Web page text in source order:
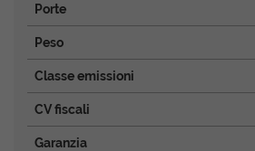
Porte
Peso
Classe emissioni
CV fiscali
Garanzia